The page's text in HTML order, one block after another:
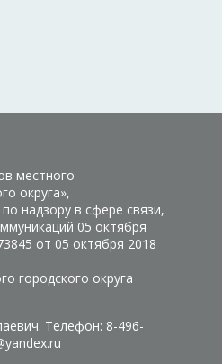
местного
округа»,
надзору в сфере связи,
05 октября
от 05 октября 2018
городского округа
Телефон: 8-496-